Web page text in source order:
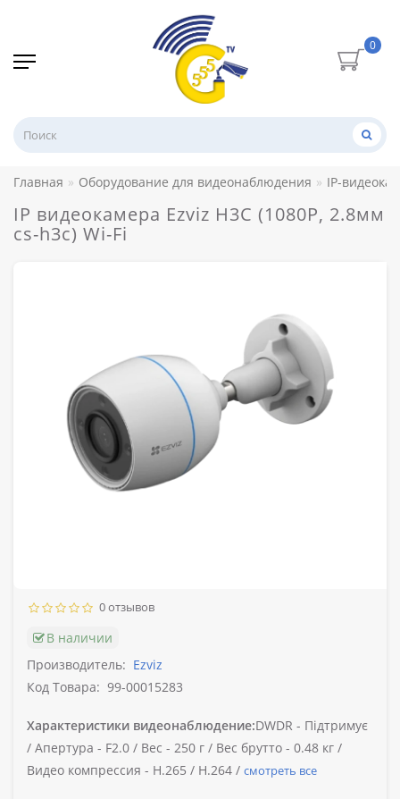
0
Главная Оборудование для видеонаблюдения IP-
IP видеокамера Ezviz H3C (1080P, 2.8мм
cs-h3c) Wi-Fi
0 отзывов
В наличии
Производитель: Ezviz
Код Товара: 99-00015283
Характеристики видеонаблюдение:DWDR - Підтримує
/ Апертура - F2.0 / Вес - 250 г / Вес брутто - 0.48 кг /
Видео компрессия - H.265 / H.264 / смотреть все